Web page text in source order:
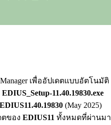
เพื่ออัปเดตแบบอัตโนมัติ
EDIUS_Setup-11.40.19830.exe
EDIUS11.40.19830 (May 2025)
ของ EDIUS11 ทั้งหมดที่ผ่านมา